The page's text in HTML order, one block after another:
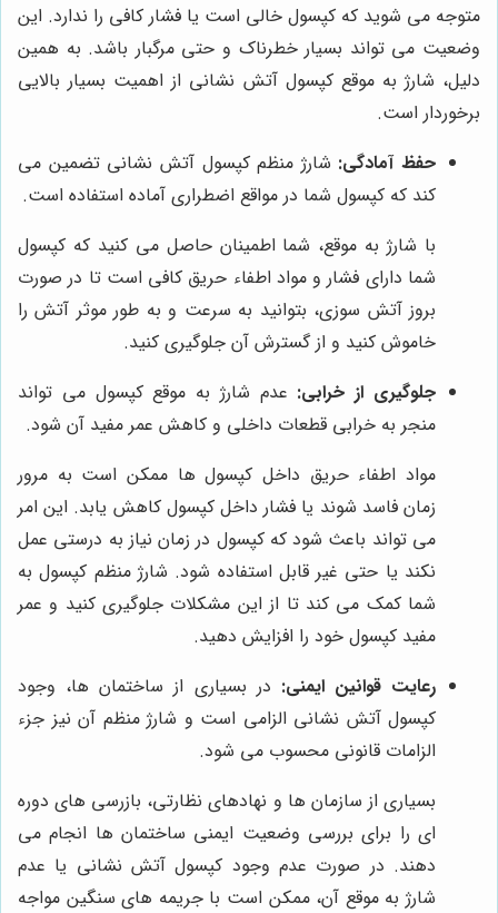
متوجه می شوید که کپسول خالی است یا فشار کافی را ندارد. این
وضعیت می تواند بسیار خطرناک و حتی مرگبار باشد. به همین
دلیل، شارژ به موقع کپسول آتش نشانی از اهمیت بسیار بالایی
برخوردار است.
حفظ آمادگی: شارژ منظم کپسول آتش نشانی تضمین می
کند که کپسول شما در مواقع اضطراری آماده استفاده است.
با شارژ به موقع، شما اطمینان حاصل می کنید که کپسول
شما دارای فشار و مواد اطفاء حریق کافی است تا در صورت
بروز آتش سوزی، بتوانید به سرعت و به طور موثر آتش را
خاموش کنید و از گسترش آن جلوگیری کنید.
جلوگیری از خرابی: عدم شارژ به موقع کپسول می تواند
منجر به خرابی قطعات داخلی و کاهش عمر مفید آن شود.
مواد اطفاء حریق داخل کپسول ها ممکن است به مرور
زمان فاسد شوند یا فشار داخل کپسول کاهش یابد. این امر
می تواند باعث شود که کپسول در زمان نیاز به درستی عمل
نکند یا حتی غیر قابل استفاده شود. شارژ منظم کپسول به
شما کمک می کند تا از این مشکلات جلوگیری کنید و عمر
مفید کپسول خود را افزایش دهید.
رعایت قوانین ایمنی: در بسیاری از ساختمان ها، وجود
کپسول آتش نشانی الزامی است و شارژ منظم آن نیز جزء
الزامات قانونی محسوب می شود.
بسیاری از سازمان ها و نهادهای نظارتی، بازرسی های دوره
ای را برای بررسی وضعیت ایمنی ساختمان ها انجام می
دهند. در صورت عدم وجود کپسول آتش نشانی یا عدم
شارژ به موقع آن، ممکن است با جریمه های سنگین مواجه